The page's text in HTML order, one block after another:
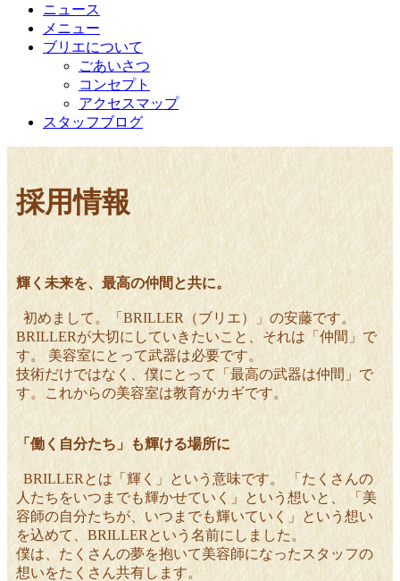
ニュース
メニュー
ブリエについて
ごあいさつ
コンセプト
アクセスマップ
スタッフブログ
採用情報
輝く未来を、最高の仲間と共に。
初めまして。「BRILLER（ブリエ）」の安藤です。
BRILLERが大切にしていきたいこと、それは「仲間」で
す。 美容室にとって武器は必要です。
技術だけではなく、僕にとって「最高の武器は仲間」で
す。これからの美容室は教育がカギです。
「働く自分たち」も輝ける場所に
BRILLERとは「輝く」という意味です。 「たくさんの
人たちをいつまでも輝かせていく」という想いと、 「美
容師の自分たちが、いつまでも輝いていく」という想い
を込めて、BRILLERという名前にしました。
僕は、たくさんの夢を抱いて美容師になったスタッフの
想いをたくさん共有します。